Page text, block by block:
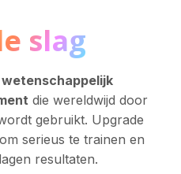
slag
die wereldwijd door
gebruikt. Upgrade
serieus te trainen en
resultaten.